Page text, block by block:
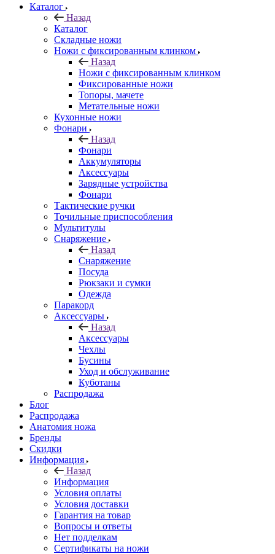
Каталог
Назад
Каталог
Складные ножи
Ножи с фиксированным клинком
Назад
Ножи с фиксированным клинком
Фиксированные ножи
Топоры, мачете
Метательные ножи
Кухонные ножи
Фонари
Назад
Фонари
Аккумуляторы
Аксессуары
Зарядные устройства
Фонари
Тактические ручки
Точильные приспособления
Мультитулы
Снаряжение
Назад
Снаряжение
Посуда
Рюкзаки и сумки
Одежда
Паракорд
Аксессуары
Назад
Аксессуары
Чехлы
Бусины
Уход и обслуживание
Куботаны
Распродажа
Блог
Распродажа
Анатомия ножа
Бренды
Скидки
Информация
Назад
Информация
Условия оплаты
Условия доставки
Гарантия на товар
Вопросы и ответы
Нет подделкам
Сертификаты на ножи